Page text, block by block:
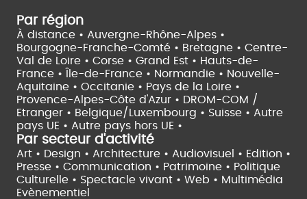
Par région
À distance • Auvergne-Rhône-Alpes •
Bourgogne-Franche-Comté • Bretagne • Centre-
Val de Loire • Corse • Grand Est • Hauts-de-
France •
Île-de-France • Normandie • Nouvelle-
Aquitaine • Occitanie • Pays de la Loire •
Provence-Alpes-Côte d'Azur • DROM-COM /
Etranger • Belgique/Luxembourg • Suisse • Autre
pays UE • Autre pays hors UE •
Par secteur d'activité
Art • Design • Architecture • Audiovisuel • Edition •
Presse • Communication • Patrimoine • Politique
Culturelle • Spectacle vivant • Web • Multimédia
Evènementiel